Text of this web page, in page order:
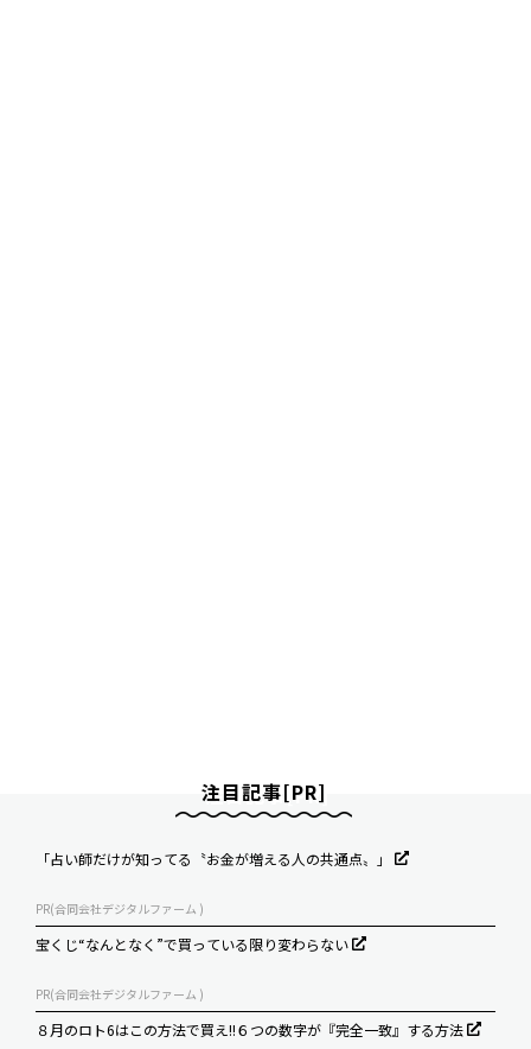
注目記事[PR]
「占い師だけが知ってる〝お金が増える人の共通点〟」
PR(合同会社デジタルファーム )
宝くじ“なんとなく”で買っている限り変わらない
PR(合同会社デジタルファーム )
８月のロト6はこの方法で買え!!６つの数字が『完全一致』する方法